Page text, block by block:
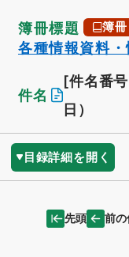
簿冊標題 簿冊
各種情報資料・
件名
[件名番
日）
目録詳細を開く
先頭 前の